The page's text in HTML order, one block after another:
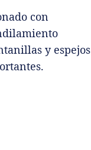
con
y espejos